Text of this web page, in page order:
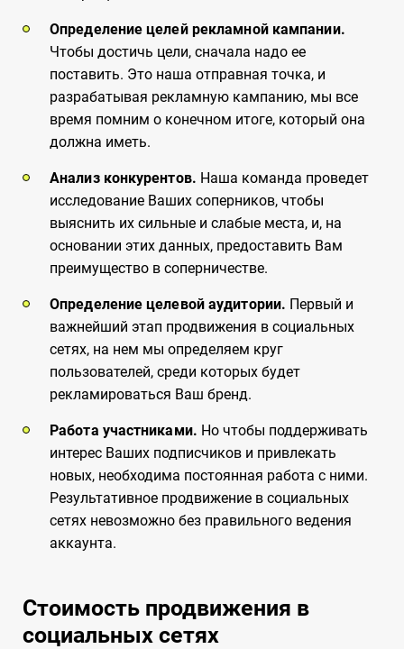
Определение целей рекламной кампании.
Чтобы достичь цели, сначала надо ее
поставить. Это наша отправная точка, и
разрабатывая рекламную кампанию, мы все
время помним о конечном итоге, который она
должна иметь.
Анализ конкурентов. Наша команда проведет
исследование Ваших соперников, чтобы
выяснить их сильные и слабые места, и, на
основании этих данных, предоставить Вам
преимущество в соперничестве.
Определение целевой аудитории. Первый и
важнейший этап продвижения в социальных
сетях, на нем мы определяем круг
пользователей, среди которых будет
рекламироваться Ваш бренд.
Работа участниками. Но чтобы поддерживать
интерес Ваших подписчиков и привлекать
новых, необходима постоянная работа с ними.
Результативное продвижение в социальных
сетях невозможно без правильного ведения
аккаунта.
Стоимость продвижения в
социальных сетях